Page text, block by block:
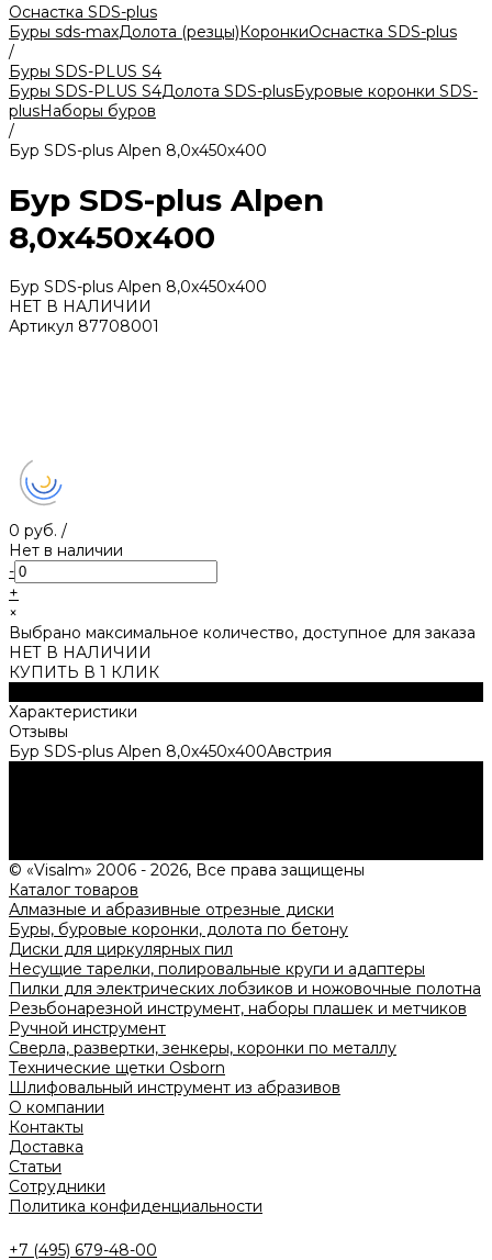
Оснастка SDS-plus
Буры sds-maxДолота (резцы)КоронкиОснастка SDS-plus
/
Буры SDS-PLUS S4
Буры SDS-PLUS S4Долота SDS-plusБуровые коронки SDS-
plusНаборы буров
/
Бур SDS-plus Alpen 8,0x450х400
Бур SDS-plus Alpen
8,0x450х400
Бур SDS-plus Alpen 8,0x450х400
НЕТ В НАЛИЧИИ
Артикул 87708001
0 руб. /
Нет в наличии
-
+
×
Выбрано максимальное количество, доступное для заказа
НЕТ В НАЛИЧИИ
КУПИТЬ В 1 КЛИК
Характеристики
Отзывы
Бур SDS-plus Alpen 8,0x450х400Австрия
© «Visalm» 2006 - 2026, Все права защищены
Каталог товаров
Алмазные и абразивные отрезные диски
Буры, буровые коронки, долота по бетону
Диски для циркулярных пил
Несущие тарелки, полировальные круги и адаптеры
Пилки для электрических лобзиков и ножовочные полотна
Резьбонарезной инструмент, наборы плашек и метчиков
Ручной инструмент
Сверла, развертки, зенкеры, коронки по металлу
Технические щетки Osborn
Шлифовальный инструмент из абразивов
О компании
Контакты
Доставка
Статьи
Сотрудники
Политика конфиденциальности
+7 (495) 679-48-00